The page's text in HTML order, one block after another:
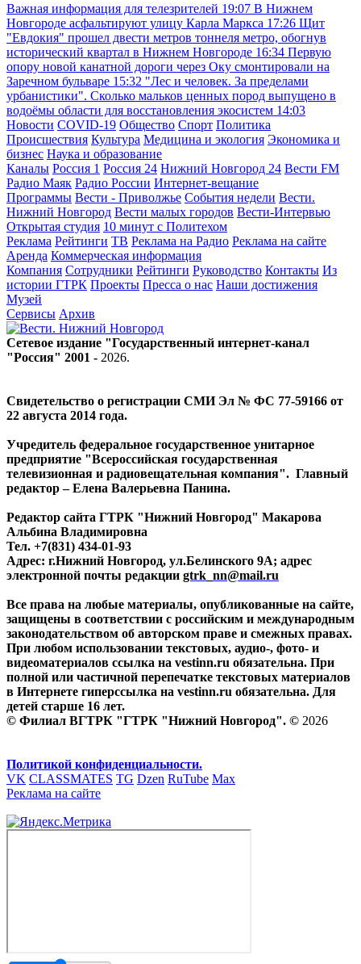
Важная информация для телезрителей 19:07 В Нижнем
Новгороде асфальтируют улицу Карла Маркса 17:26 Щит
"Евдокия" прошел двести метров тоннеля метро, обогнув
исторический квартал в Нижнем Новгороде 16:34 Первую
опору новой канатной дороги через Оку смонтировали на
Заречном бульваре 15:32 "Лес и человек. За пределами
урбанистики". Сколько мальков ценных пород выпущено в
водоёмы области для восстановления экосистем 14:03
Новости COVID-19 Общество Спорт Политика
Происшествия Культура Медицина и экология Экономика и
бизнес Наука и образование
Каналы Россия 1 Россия 24 Нижний Новгород 24 Вести FM
Радио Маяк Радио России Интернет-вещание
Программы Вести - Приволжье События недели Вести.
Нижний Новгород Вести малых городов Вести-Интервью
Открытая студия 10 минут с Политехом
Реклама Рейтинги ТВ Реклама на Радио Реклама на сайте
Аренда Коммерческая информация
Компания Сотрудники Рейтинги Руководство Контакты Из
истории ГТРК Проекты Пресса о нас Наши достижения
Музей
Сервисы Архив
Сетевое издание "Государственный интернет-канал
"Россия" 2001 - 2026.
Свидетельство о регистрации СМИ Эл № ФС 77-59166 от
22 августа 2014 года.
Учредитель федеральное государственное унитарное
предприятие "Всероссийская государственная
телевизионная и радиовещательная компания". Главный
редактор – Елена Валерьевна Панина.
Редактор сайта ГТРК "Нижний Новгород" Макарова
Альбина Владимировна
Тел. +7(831) 434-01-93
Адрес: г.Нижний Новгород, ул.Белинского 9А; адрес
электронной почты редакции gtrk_nn@mail.ru
Все права на любые материалы, опубликованные на сайте,
защищены в соответствии с российским и международным
законодательством об авторском праве и смежных правах.
При любом использовании текстовых, аудио-, фото- и
видеоматериалов ссылка на vestinn.ru обязательна. При
полной или частичной перепечатке текстовых материалов
в Интернете гиперссылка на vestinn.ru обязательна. Для
детей старше 16 лет.
© Филиал ВГТРК "ГТРК "Нижний Новгород". © 2026
Политикой конфиденциальности.
VK CLASSMATES TG Dzen RuTube Max
Реклама на сайте